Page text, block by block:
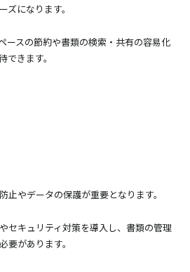
ズになります。
ースの節約や書類の検索・共有の容易化
きます。
止やデータの保護が重要となります。
セキュリティ対策を導入し、書類の管理
要があります。